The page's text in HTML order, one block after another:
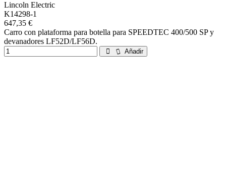
Lincoln Electric
K14298-1
647,35 €
Carro con plataforma para botella para SPEEDTEC 400/500 SP y
devanadores LF52D/LF56D.
Añadir